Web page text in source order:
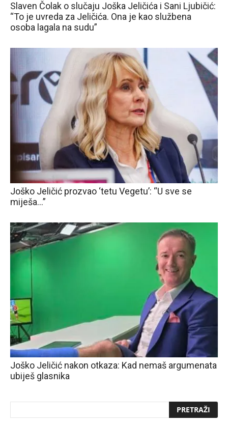
Slaven Čolak o slučaju Joška Jeličića i Sani Ljubičić:
“To je uvreda za Jeličića. Ona je kao službena
osoba lagala na sudu”
Joško Jeličić prozvao ‘tetu Vegetu’: “U sve se
miješa…”
Joško Jeličić nakon otkaza: Kad nemaš argumenata
ubiješ glasnika